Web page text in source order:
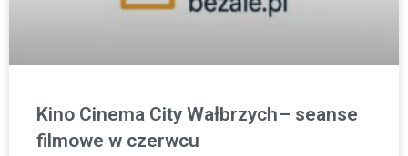
Kino Cinema City Wałbrzych– seanse
filmowe w czerwcu